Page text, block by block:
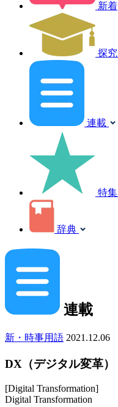
新着
探究
連載
特集
辞典
連載
新・時事用語 2021.12.06
DX（デジタル変革）
[Digital Transformation]
Digital Transformation